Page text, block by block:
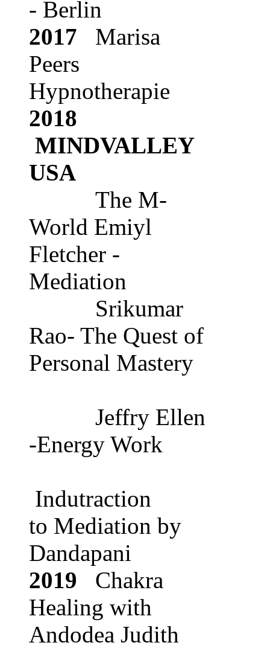
- Berlin
2017 Marisa
Peers
Hypnotherapie
2018
MINDVALLEY
USA
The M-
World Emiyl
Fletcher -
Mediation
Srikumar
Rao- The Quest of
Personal Mastery
Jeffry Ellen
-Energy Work
Indutraction
to Mediation by
Dandapani
2019 Chakra
Healing with
Andodea Judith